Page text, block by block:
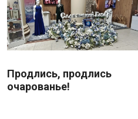
Продлись, продлись
очарованье!